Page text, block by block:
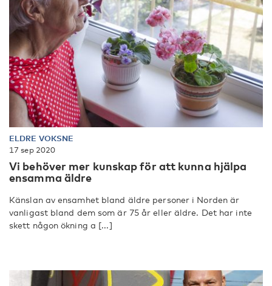
ELDRE VOKSNE
17 sep 2020
Vi behöver mer kunskap för att kunna hjälpa
ensamma äldre
Känslan av ensamhet bland äldre personer i Norden är
vanligast bland dem som är 75 år eller äldre. Det har inte
skett någon ökning a [...]